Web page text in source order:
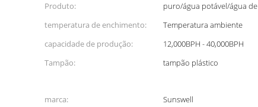
Produto: puro/água potável/água
temperatura de enchimento:
Temperatura ambiente
capacidade de produção:
12,000BPH - 40,000BPH
Tampão:
tampão plástico
marca:
Sunswell